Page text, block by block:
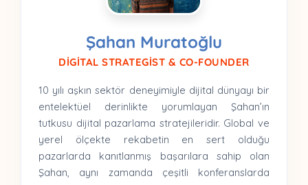
Şahan Muratoğlu
DIGITAL STRATEGIST & CO-FOUNDER
10 yılı aşkın sektör deneyimiyle dijital dünyayı bir
entelektüel derinlikte yorumlayan Şahan’ın
tutkusu dijital pazarlama stratejileridir. Global ve
yerel ölçekte rekabetin en sert olduğu
pazarlarda kanıtlanmış başarılara sahip olan
Şahan, aynı zamanda çeşitli konferanslarda